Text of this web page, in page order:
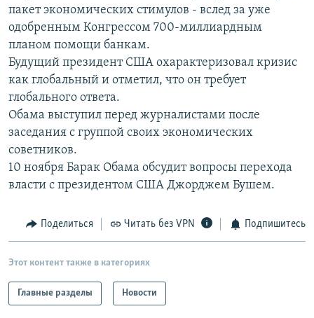
ПОДПИШИТЕСЬ НА РАССЫЛКУ
СОЦИАЛЬНЫЕ СЕТИ
Все сайты РСЕ/РС
пакет экономических стимулов - вслед за уже
одобренным Конгрессом 700-миллиардным
планом помощи банкам.
Будущий президент США охарактеризовал кризис
как глобальный и отметил, что он требует
глобального ответа.
Обама выступил перед журналистами после
заседания с группой своих экономических
советников.
10 ноября Барак Обама обсудит вопросы перехода
власти с президентом США Джорджем Бушем.
Поделиться Читать без VPN Подпишитесь
Этот контент также в категориях
Главные разделы Новости